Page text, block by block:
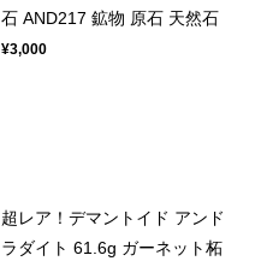
石 AND217 鉱物 原石 天然石
¥3,000
超レア！デマントイド アンド
ラダイト 61.6g ガーネット柘